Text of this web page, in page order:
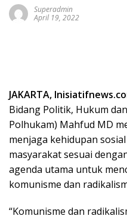
Superadmin
April 19, 2022
JAKARTA,
Bidang Politik, Hukum
Polhukam) Mahfud MD
menjaga kehidupan
masyarakat sesuai
agenda utama untuk
komunisme dan
“Komunisme dan